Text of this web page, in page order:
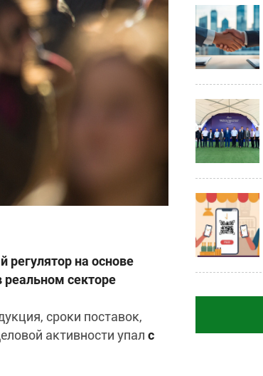
на основе
реальном секторе
сроки поставок,
активности упал с